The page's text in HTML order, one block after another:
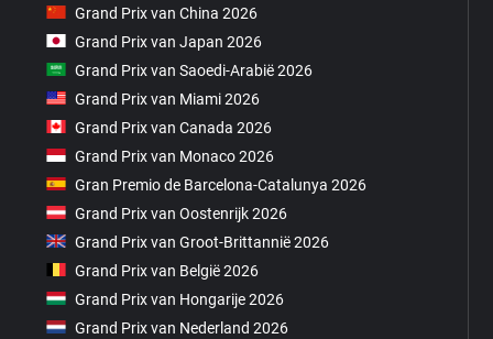
Grand Prix van China 2026
Grand Prix van Japan 2026
Grand Prix van Saoedi-Arabië 2026
Grand Prix van Miami 2026
Grand Prix van Canada 2026
Grand Prix van Monaco 2026
Gran Premio de Barcelona-Catalunya 2026
Grand Prix van Oostenrijk 2026
Grand Prix van Groot-Brittannië 2026
Grand Prix van België 2026
Grand Prix van Hongarije 2026
Grand Prix van Nederland 2026